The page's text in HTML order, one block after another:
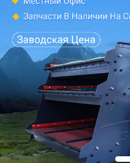
Проекты
Блог
О
нас
Контакты